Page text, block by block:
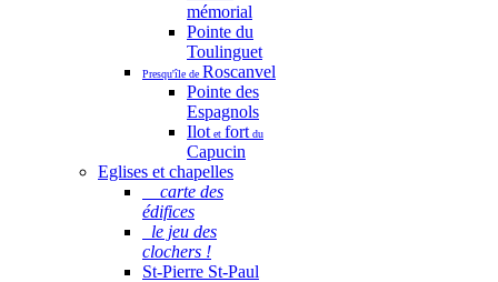
mémorial
Pointe du
Toulinguet
Presqu'île de Roscanvel
Pointe des
Espagnols
Ilot et fort du
Capucin
Eglises et chapelles
carte des
édifices
le jeu des
clochers !
St-Pierre St-Paul